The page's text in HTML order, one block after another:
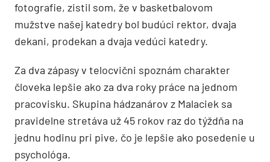
fotografie, zistil som, že v basketbalovom
mužstve našej katedry bol budúci rektor, dvaja
dekani, prodekan a dvaja vedúci katedry.
Za dva zápasy v telocvični spoznám charakter
človeka lepšie ako za dva roky práce na jednom
pracovisku. Skupina hádzanárov z Malaciek sa
pravidelne stretáva už 45 rokov raz do týždňa na
jednu hodinu pri pive, čo je lepšie ako posedenie u
psychológa.